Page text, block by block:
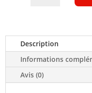
Triphasé
230V,
IP20,pour
moteur
22/15kW
Description
Informations
Avis (0)